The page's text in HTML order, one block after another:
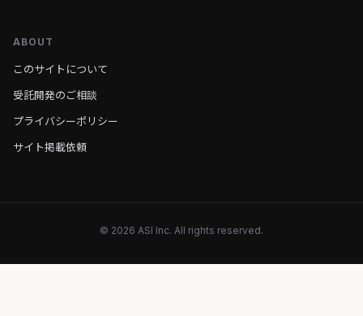
ABOUT
このサイトについて
受託開発のご相談
プライバシーポリシー
サイト掲載依頼
© 2026 ASI Inc. All rights reserved.